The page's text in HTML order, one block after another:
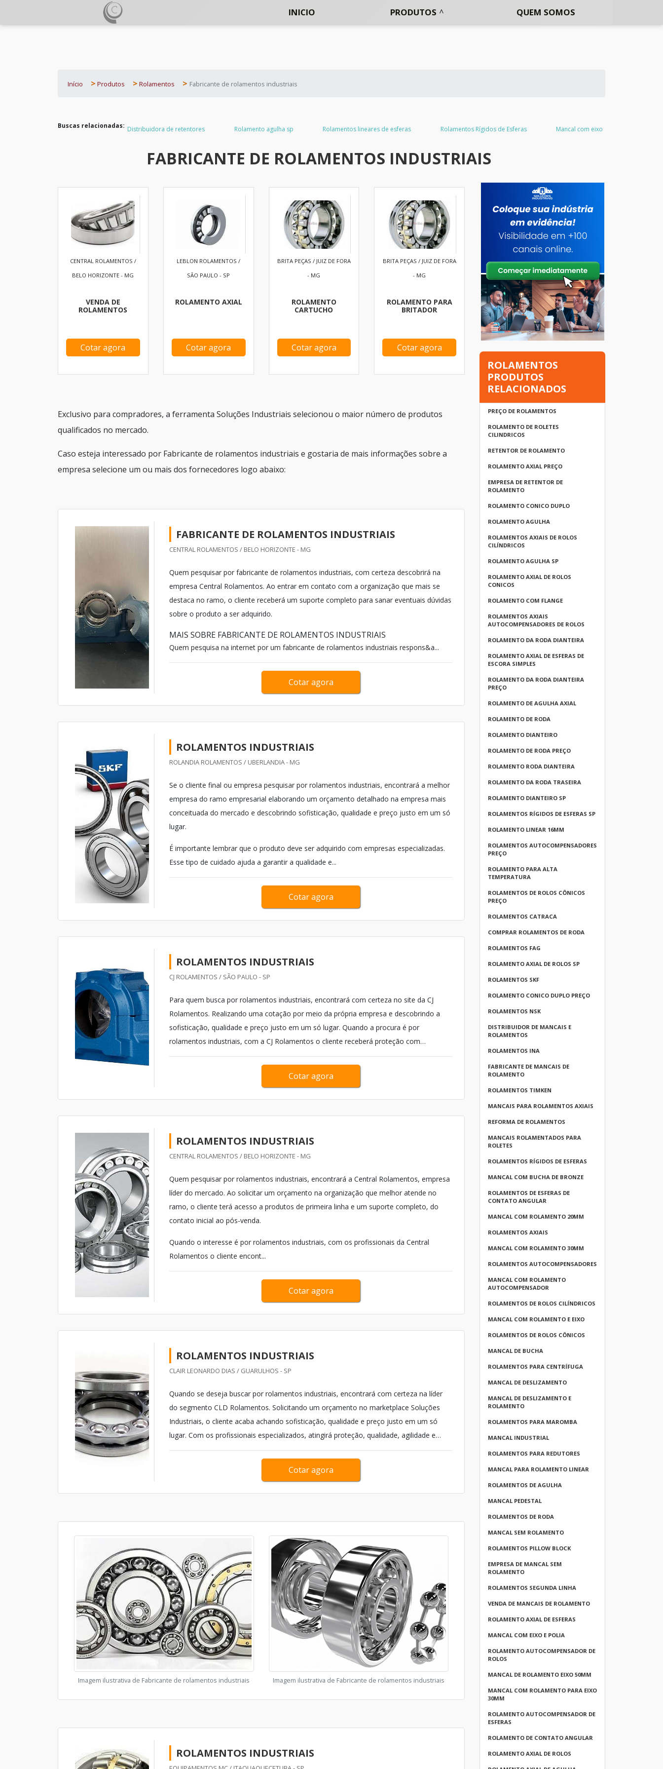
INICIO PRODUTOS QUEM SOMOS
Início Produtos Rolamentos Fabricante de rolamentos industriais
Buscas relacionadas: Distribuidora de retentores Rolamento agulha sp Rolamentos lineares de esferas Rolamentos Rígidos de Esferas Mancal com eixo
FABRICANTE DE ROLAMENTOS INDUSTRIAIS
CENTRAL ROLAMENTOS /
BELO HORIZONTE - MG
VENDA DE
ROLAMENTOS
Cotar agora
LEBLON ROLAMENTOS /
SÃO PAULO - SP
ROLAMENTO AXIAL
Cotar agora
BRITA PEÇAS / JUIZ DE FORA
- MG
ROLAMENTO
CARTUCHO
Cotar agora
BRITA PEÇAS / JUIZ DE FORA
- MG
ROLAMENTO PARA
BRITADOR
Cotar agora
Exclusivo para compradores, a ferramenta Soluções Industriais selecionou o maior número de produtos
qualificados no mercado.
Caso esteja interessado por Fabricante de rolamentos industriais e gostaria de mais informações sobre a
empresa selecione um ou mais dos fornecedores logo abaixo:
FABRICANTE DE ROLAMENTOS INDUSTRIAIS
CENTRAL ROLAMENTOS / BELO HORIZONTE - MG
Quem pesquisar por fabricante de rolamentos industriais, com certeza descobrirá na
empresa Central Rolamentos. Ao entrar em contato com a organização que mais se
destaca no ramo, o cliente receberá um suporte completo para sanar eventuais dúvidas
sobre o produto a ser adquirido.
MAIS SOBRE FABRICANTE DE ROLAMENTOS INDUSTRIAIS
Quem pesquisa na internet por um fabricante de rolamentos industriais respons&a...
Cotar agora
ROLAMENTOS INDUSTRIAIS
ROLANDIA ROLAMENTOS / UBERLANDIA - MG
Se o cliente final ou empresa pesquisar por rolamentos industriais, encontrará a melhor
empresa do ramo empresarial elaborando um orçamento detalhado na empresa mais
conceituada do mercado e descobrindo sofisticação, qualidade e preço justo em um só
lugar.
É importante lembrar que o produto deve ser adquirido com empresas especializadas.
Esse tipo de cuidado ajuda a garantir a qualidade e...
Cotar agora
ROLAMENTOS INDUSTRIAIS
CJ ROLAMENTOS / SÃO PAULO - SP
Para quem busca por rolamentos industriais, encontrará com certeza no site da CJ
Rolamentos. Realizando uma cotação por meio da própria empresa e descobrindo a
sofisticação, qualidade e preço justo em um só lugar. Quando a procura é por
rolamentos industriais, com a CJ Rolamentos o cliente receberá proteção com
melhores soluções em rolamentos e pe...
Cotar agora
ROLAMENTOS INDUSTRIAIS
CENTRAL ROLAMENTOS / BELO HORIZONTE - MG
Quem pesquisar por rolamentos industriais, encontrará a Central Rolamentos, empresa
líder do mercado. Ao solicitar um orçamento na organização que melhor atende no
ramo, o cliente terá acesso a produtos de primeira linha e um suporte completo, do
contato inicial ao pós-venda.
Quando o interesse é por rolamentos industriais, com os profissionais da Central
Rolamentos o cliente encont...
Cotar agora
ROLAMENTOS INDUSTRIAIS
CLAIR LEONARDO DIAS / GUARULHOS - SP
Quando se deseja buscar por rolamentos industriais, encontrará com certeza na líder
do segmento CLD Rolamentos. Solicitando um orçamento no marketplace Soluções
Industriais, o cliente acaba achando sofisticação, qualidade e preço justo em um só
lugar. Com os profissionais especializados, atingirá proteção, qualidade, agilidade e
pronta entrega sem quantidade m&...
Cotar agora
Imagem ilustrativa de Fabricante de rolamentos industriais Imagem ilustrativa de Fabricante de rolamentos industriais
ROLAMENTOS INDUSTRIAIS
ROLAMENTOS
PRODUTOS
RELACIONADOS
PREÇO DE ROLAMENTOS
ROLAMENTO DE ROLETES
CILINDRICOS
RETENTOR DE ROLAMENTO
ROLAMENTO AXIAL PREÇO
EMPRESA DE RETENTOR DE
ROLAMENTO
ROLAMENTO CONICO DUPLO
ROLAMENTO AGULHA
ROLAMENTOS AXIAIS DE ROLOS
CILÍNDRICOS
ROLAMENTO AGULHA SP
ROLAMENTO AXIAL DE ROLOS
CONICOS
ROLAMENTO COM FLANGE
ROLAMENTOS AXIAIS
AUTOCOMPENSADORES DE ROLOS
ROLAMENTO DA RODA DIANTEIRA
ROLAMENTO AXIAL DE ESFERAS DE
ESCORA SIMPLES
ROLAMENTO DA RODA DIANTEIRA
PREÇO
ROLAMENTO DE AGULHA AXIAL
ROLAMENTO DE RODA
ROLAMENTO DIANTEIRO
ROLAMENTO DE RODA PREÇO
ROLAMENTO RODA DIANTEIRA
ROLAMENTO DA RODA TRASEIRA
ROLAMENTO DIANTEIRO SP
ROLAMENTOS RÍGIDOS DE ESFERAS SP
ROLAMENTO LINEAR 16MM
ROLAMENTOS AUTOCOMPENSADORES
PREÇO
ROLAMENTO PARA ALTA
TEMPERATURA
ROLAMENTOS DE ROLOS CÔNICOS
PREÇO
ROLAMENTOS CATRACA
COMPRAR ROLAMENTOS DE RODA
ROLAMENTOS FAG
ROLAMENTO AXIAL DE ROLOS SP
ROLAMENTOS SKF
ROLAMENTO CONICO DUPLO PREÇO
ROLAMENTOS NSK
DISTRIBUIDOR DE MANCAIS E
ROLAMENTOS
ROLAMENTOS INA
FABRICANTE DE MANCAIS DE
ROLAMENTO
ROLAMENTOS TIMKEN
MANCAIS PARA ROLAMENTOS AXIAIS
REFORMA DE ROLAMENTOS
MANCAIS ROLAMENTADOS PARA
ROLETES
ROLAMENTOS RÍGIDOS DE ESFERAS
MANCAL COM BUCHA DE BRONZE
ROLAMENTOS DE ESFERAS DE
CONTATO ANGULAR
MANCAL COM ROLAMENTO 20MM
ROLAMENTOS AXIAIS
MANCAL COM ROLAMENTO 30MM
ROLAMENTOS AUTOCOMPENSADORES
MANCAL COM ROLAMENTO
AUTOCOMPENSADOR
ROLAMENTOS DE ROLOS CILÍNDRICOS
MANCAL COM ROLAMENTO E EIXO
ROLAMENTOS DE ROLOS CÔNICOS
MANCAL DE BUCHA
ROLAMENTOS PARA CENTRÍFUGA
MANCAL DE DESLIZAMENTO
MANCAL DE DESLIZAMENTO E
ROLAMENTO
ROLAMENTOS PARA MAROMBA
MANCAL INDUSTRIAL
ROLAMENTOS PARA REDUTORES
MANCAL PARA ROLAMENTO LINEAR
ROLAMENTOS DE AGULHA
MANCAL PEDESTAL
ROLAMENTOS DE RODA
MANCAL SEM ROLAMENTO
ROLAMENTOS PILLOW BLOCK
EMPRESA DE MANCAL SEM
ROLAMENTO
ROLAMENTOS SEGUNDA LINHA
VENDA DE MANCAIS DE ROLAMENTO
ROLAMENTO AXIAL DE ESFERAS
MANCAL COM EIXO E POLIA
ROLAMENTO AUTOCOMPENSADOR DE
ROLOS
MANCAL DE ROLAMENTO EIXO 50MM
MANCAL COM ROLAMENTO PARA EIXO
30MM
ROLAMENTO AUTOCOMPENSADOR DE
ESFERAS
ROLAMENTO DE CONTATO ANGULAR
ROLAMENTO AXIAL DE ROLOS